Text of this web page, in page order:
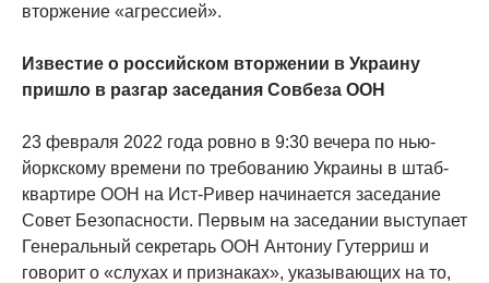
вторжение «агрессией».
Известие о российском вторжении в Украину
пришло в разгар заседания Совбеза ООН
23 февраля 2022 года ровно в 9:30 вечера по нью-
йоркскому времени по требованию Украины в штаб-
квартире ООН на Ист-Ривер начинается заседание
Совет Безопасности. Первым на заседании выступает
Генеральный секретарь ООН Антониу Гутерриш и
говорит о «слухах и признаках», указывающих на то,